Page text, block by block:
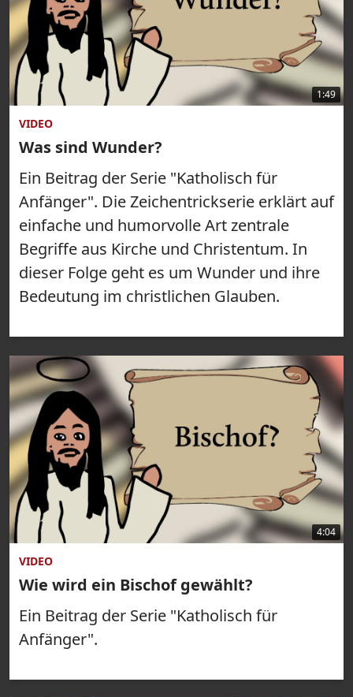
1:49
VIDEO
Was sind Wunder?
Ein Beitrag der Serie "Katholisch für
Anfänger". Die Zeichentrickserie erklärt auf
einfache und humorvolle Art zentrale
Begriffe aus Kirche und Christentum. In
dieser Folge geht es um Wunder und ihre
Bedeutung im christlichen Glauben.
4:04
VIDEO
Wie wird ein Bischof gewählt?
Ein Beitrag der Serie "Katholisch für
Anfänger".